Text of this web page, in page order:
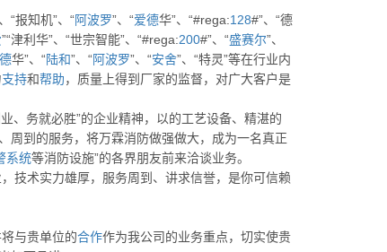
“报知机”、“阿波罗”、“爱德华”、“#rega:128#”、“德
”“津利华”、“世宗智能”、“#rega:200#”、“盛赛尔”、
华”、“陆和”、“阿波罗”、“安舍”、“特灵”等在行业内
支持和帮助，质量上得到厂家的监督，对广大客户是
、务就必胜”的企业精神，以的工艺设备、精湛的
周到的服务，将万霖消防做强做大，成为一名真正
系统等消防设施”的各界朋友前来洽谈业务。
技术实力雄厚，服务周到、讲求信誉，是你可信赖
与贵单位的合作作为我公司的业务重点，切实使贵